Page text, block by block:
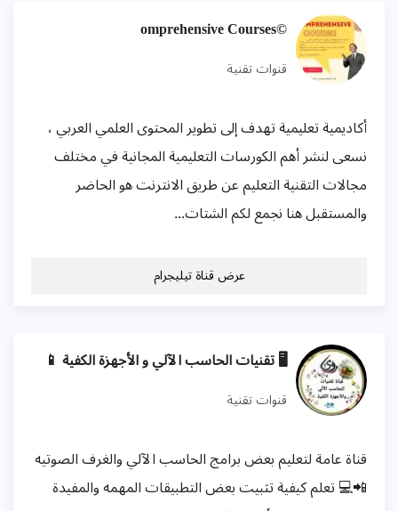
©omprehensive Courses
قنوات تقنية
أكاديمية تعليمية تهدف إلى تطوير المحتوى العلمي العربي ،
نسعى لنشر أهم الكورسات التعليمية المجانية في مختلف
مجالات التقنية التعليم عن طريق الانترنت هو الحاضر
والمستقبل هنا نجمع لكم الشتات...
عرض قناة تيليجرام
🖥 تقنيات الحاسب الآلي و الأجهزة الكفية 📱
قنوات تقنية
قناة عامة لتعليم بعض برامج الحاسب الآلي والغرف الصوتيه
📲💻 تعلم كيفية تثبيت بعض التطبيقات المهمه والمفيدة